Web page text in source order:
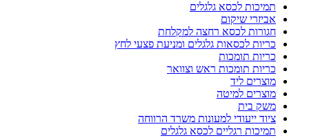
תמיכות לכסא גלגלים
אביזרי שיקום
חגורות לכסא רחצה למקלחת
כריות לכסאות גלגלים ומניעת פצעי לחץ
כריות תומכות
כריות תומכות ראש וצוואר
מוצרים ליד
מוצרים למיטה
משק בית
ציוד ייעודי למעונות משרד הרווחה
תמיכות רגליים לכסא גלגלים